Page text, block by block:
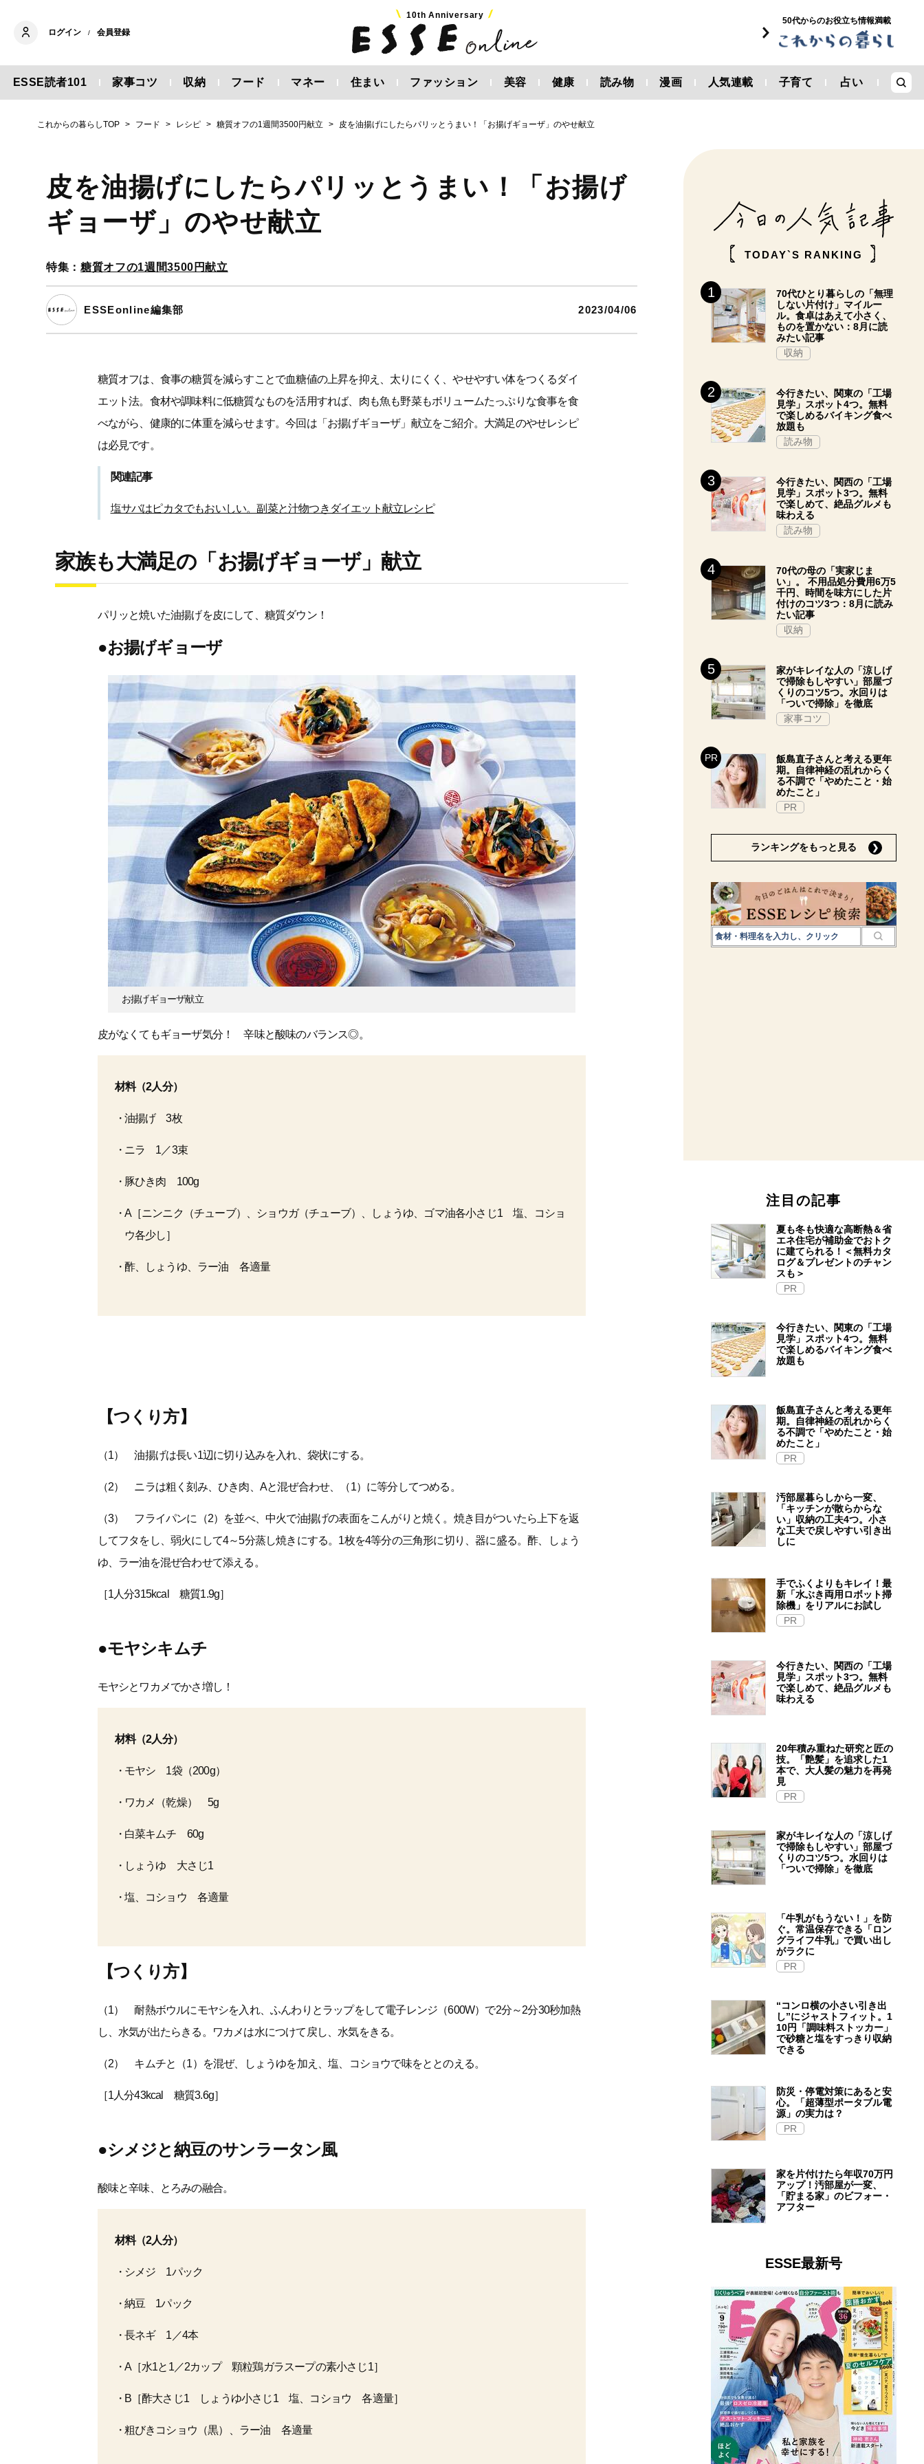
ログイン / 会員登録
10th Anniversary
50代からのお役立ち情報満載
ESSE読者101 家事コツ 収納 フード マネー 住まい ファッション 美容 健康 読み物 漫画 人気連載 子育て 占い
これからの暮らしTOP フード レシピ 糖質オフの1週間3500円献立 皮を油揚げにしたらパリッとうまい！「お揚げギョーザ」のやせ献立
皮を油揚げにしたらパリッとうまい！「お揚げ
ギョーザ」のやせ献立
特集：糖質オフの1週間3500円献立
ESSEonline編集部 2023/04/06
糖質オフは、食事の糖質を減らすことで血糖値の上昇を抑え、太りにくく、やせやすい体をつくるダイ
エット法。食材や調味料に低糖質なものを活用すれば、肉も魚も野菜もボリュームたっぷりな食事を食
べながら、健康的に体重を減らせます。今回は「お揚げギョーザ」献立をご紹介。大満足のやせレシピ
は必見です。
関連記事
塩サバはピカタでもおいしい。副菜と汁物つきダイエット献立レシピ
家族も大満足の「お揚げギョーザ」献立
パリッと焼いた油揚げを皮にして、糖質ダウン！
●お揚げギョーザ
お揚げギョーザ献立
皮がなくてもギョーザ気分！ 辛味と酸味のバランス◎。
材料（2人分）
油揚げ 3枚
ニラ 1／3束
豚ひき肉 100g
A［ニンニク（チューブ）、ショウガ（チューブ）、しょうゆ、ゴマ油各小さじ1 塩、コショ
ウ各少し］
酢、しょうゆ、ラー油 各適量
【つくり方】
（1） 油揚げは長い1辺に切り込みを入れ、袋状にする。
（2） ニラは粗く刻み、ひき肉、Aと混ぜ合わせ、（1）に等分してつめる。
（3） フライパンに（2）を並べ、中火で油揚げの表面をこんがりと焼く。焼き目がついたら上下を返
してフタをし、弱火にして4～5分蒸し焼きにする。1枚を4等分の三角形に切り、器に盛る。酢、しょう
ゆ、ラー油を混ぜ合わせて添える。
［1人分315kcal 糖質1.9g］
●モヤシキムチ
モヤシとワカメでかさ増し！
材料（2人分）
モヤシ 1袋（200g）
ワカメ（乾燥） 5g
白菜キムチ 60g
しょうゆ 大さじ1
塩、コショウ 各適量
【つくり方】
（1） 耐熱ボウルにモヤシを入れ、ふんわりとラップをして電子レンジ（600W）で2分～2分30秒加熱
し、水気が出たらきる。ワカメは水につけて戻し、水気をきる。
（2） キムチと（1）を混ぜ、しょうゆを加え、塩、コショウで味をととのえる。
［1人分43kcal 糖質3.6g］
●シメジと納豆のサンラータン風
酸味と辛味、とろみの融合。
材料（2人分）
シメジ 1パック
納豆 1パック
長ネギ 1／4本
A［水1と1／2カップ 顆粒鶏ガラスープの素小さじ1］
B［酢大さじ1 しょうゆ小さじ1 塩、コショウ 各適量］
粗びきコショウ（黒）、ラー油 各適量
TODAY`S RANKING
70代ひとり暮らしの「無理
しない片付け」マイルー
ル。食卓はあえて小さく、
ものを置かない：8月に読
みたい記事
収納
今行きたい、関東の「工場
見学」スポット4つ。無料
で楽しめるバイキング食べ
放題も
読み物
今行きたい、関西の「工場
見学」スポット3つ。無料
で楽しめて、絶品グルメも
味わえる
読み物
70代の母の「実家じま
い」。 不用品処分費用6万5
千円、時間を味方にした片
付けのコツ3つ：8月に読み
たい記事
収納
家がキレイな人の「涼しげ
で掃除もしやすい」部屋づ
くりのコツ5つ。水回りは
「ついで掃除」を徹底
家事コツ
飯島直子さんと考える更年
期。自律神経の乱れからく
る不調で「やめたこと・始
めたこと」
PR
ランキングをもっと見る
注目の記事
夏も冬も快適な高断熱＆省
エネ住宅が補助金でおトク
に建てられる！＜無料カタ
ログ＆プレゼントのチャン
スも＞
PR
今行きたい、関東の「工場
見学」スポット4つ。無料
で楽しめるバイキング食べ
放題も
飯島直子さんと考える更年
期。自律神経の乱れからく
る不調で「やめたこと・始
めたこと」
PR
汚部屋暮らしから一変、
「キッチンが散らからな
い」収納の工夫4つ。小さ
な工夫で戻しやすい引き出
しに
手でふくよりもキレイ！最
新「水ぶき両用ロボット掃
除機」をリアルにお試し
PR
今行きたい、関西の「工場
見学」スポット3つ。無料
で楽しめて、絶品グルメも
味わえる
20年積み重ねた研究と匠の
技。「艶髪」を追求した1
本で、大人髪の魅力を再発
見
PR
家がキレイな人の「涼しげ
で掃除もしやすい」部屋づ
くりのコツ5つ。水回りは
「ついで掃除」を徹底
「牛乳がもうない！」を防
ぐ。常温保存できる「ロン
グライフ牛乳」で買い出し
がラクに
PR
“コンロ横の小さい引き出
し”にジャストフィット。1
10円「調味料ストッカー」
で砂糖と塩をすっきり収納
できる
防災・停電対策にあると安
心。「超薄型ポータブル電
源」の実力は？​
PR
家を片付けたら年収70万円
アップ！汚部屋が一変、
「貯まる家」のビフォー・
アフター
ESSE最新号